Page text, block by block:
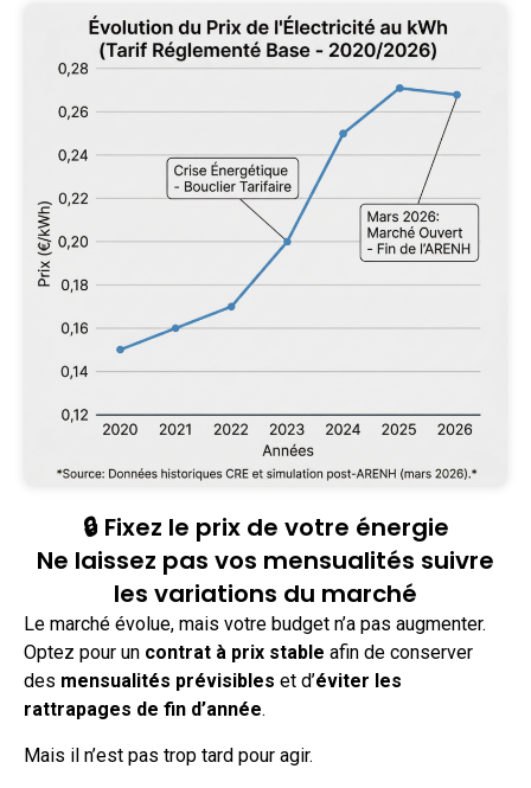
🔒 Fixez le prix de votre énergie
Ne laissez pas vos mensualités suivre
les variations du marché
Le marché évolue, mais votre budget n’a pas augmenter.
Optez pour un contrat à prix stable afin de conserver
des mensualités prévisibles et d’éviter les
rattrapages de fin d’année.
Mais il n’est pas trop tard pour agir.